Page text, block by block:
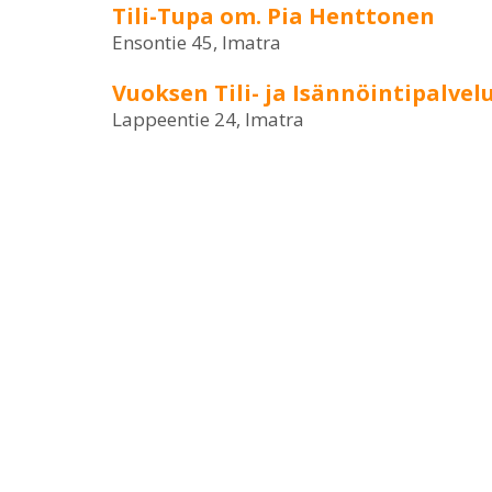
Tili-Tupa om. Pia Henttonen
Ensontie 45, Imatra
Vuoksen Tili- ja
Lappeentie 24, Imatra